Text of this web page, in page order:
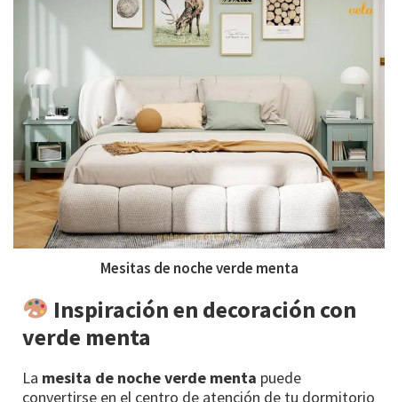
Mesitas de noche verde menta
Inspiración en decoración con
verde menta
La mesita de noche verde menta puede
convertirse en el centro de atención de tu dormitorio